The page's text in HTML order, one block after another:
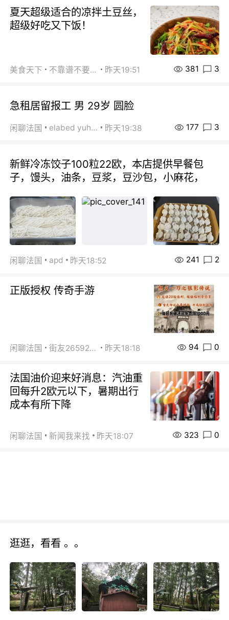
夏天超级适合的凉拌土豆丝，
超级好吃又下饭！
美食天下 不靠谱不要联系 昨天19:51 381 3
急租居留报工 男 29岁 圆脸
闲聊法国 elabed yuhua 昨天19:38 177 3
新鲜冷冻饺子100粒22欧，本店提供早餐包
子，馒头，油条，豆浆，豆沙包，小麻花，
闲聊法国 apd 昨天18:52 241 2
正版授权 传奇手游
闲聊法国 街友26592800 昨天18:18 94 0
法国油价迎来好消息：汽油重
回每升2欧元以下，暑期出行
成本有所下降
闲聊法国 新闻我来找 昨天18:07 323 0
逛逛，看看 。。